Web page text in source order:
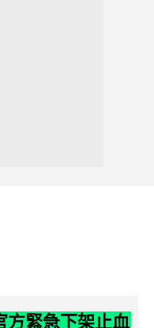
方緊急下架止血